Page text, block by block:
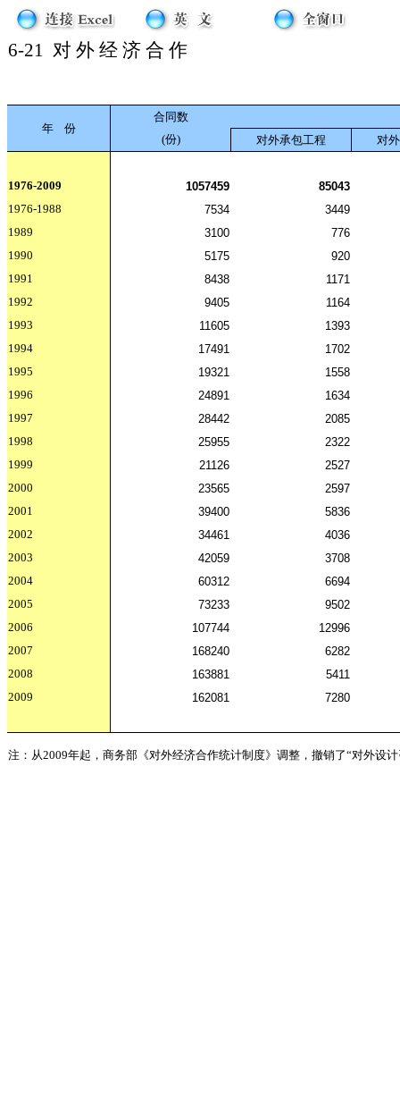
6-21 对 外 经 济 合 作
年 份
合同数
(份)
对外承包工程 对
1976-2009 1057459
85043
1976-1988
7534
3449
1989
3100
776
1990
5175
920
1991
8438
1171
1992
9405
1164
1993
11605
1393
1994
17491
1702
1995
19321
1558
1996
24891
1634
1997
28442
2085
1998
25955
2322
1999
21126
2527
2000
23565
2597
2001
39400
5836
2002
34461
4036
2003
42059
3708
2004
60312
6694
2005
73233
9502
2006
107744
12996
2007
168240
6282
2008
163881
5411
2009
162081 7280
注：从2009年起，商务部《对外经济合作统计制度》调整，撤销了“对外设